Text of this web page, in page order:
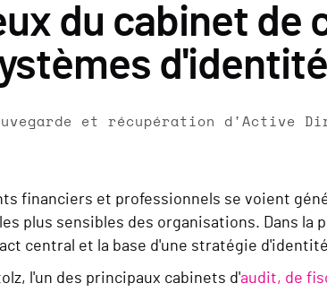
du cabinet de
et récupération d'Active
financiers et professionnels se voient
plus sensibles des organisations. Dans la
central et la base d'une stratégie
l'un des principaux cabinets d'audit, de